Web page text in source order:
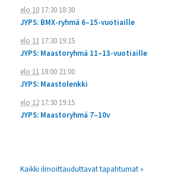
elo 1017:30 18:30
JYPS: BMX-ryhmä 6–15-vuotiaille
elo 1117:30 19:15
JYPS: Maastoryhmä 11–13-vuotiaille
elo 1118:00 21:00
JYPS: Maastolenkki
elo 1217:30 19:15
JYPS: Maastoryhmä 7–10v
Kaikki ilmoittauduttavat tapahtumat »